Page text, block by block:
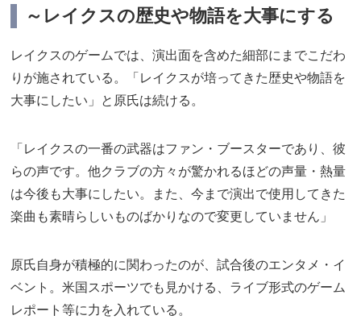
～レイクスの歴史や物語を大事にする
レイクスのゲームでは、演出面を含めた細部にまでこだわ
りが施されている。「レイクスが培ってきた歴史や物語を
大事にしたい」と原氏は続ける。
「レイクスの一番の武器はファン・ブースターであり、彼
らの声です。他クラブの方々が驚かれるほどの声量・熱量
は今後も大事にしたい。また、今まで演出で使用してきた
楽曲も素晴らしいものばかりなので変更していません」
原氏自身が積極的に関わったのが、試合後のエンタメ・イ
ベント。米国スポーツでも見かける、ライブ形式のゲーム
レポート等に力を入れている。